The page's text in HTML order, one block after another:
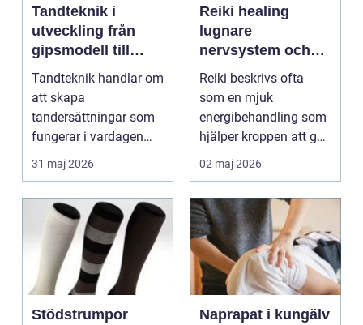
Tandteknik i
utveckling från
gipsmodell till
digitalt arbetsflöde
Tandteknik handlar om
att skapa
tandersättningar som
fungerar i vardagen
kronor, broar,
implantat, ...
31 maj 2026
Reiki healing
lugnare
nervsystem och
djupare
återhämtning
Reiki beskrivs ofta
som en mjuk
energibehandling som
hjälper kroppen att gå
från stressläge till
02 maj 2026
Stödstrumpor
Naprapat i kungälv